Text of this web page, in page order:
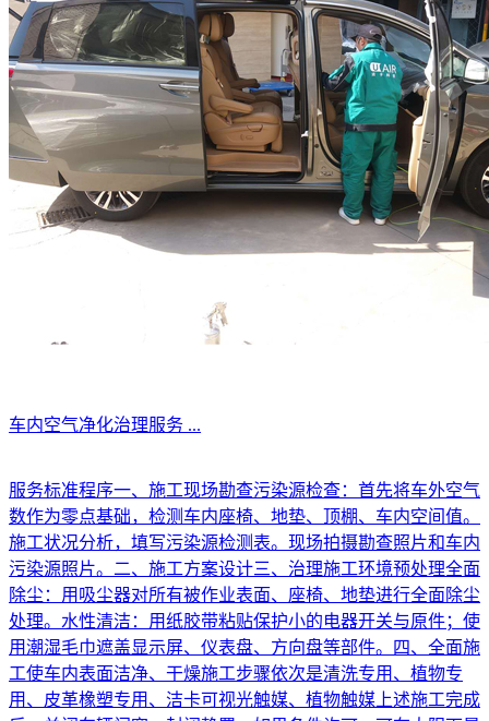
车内空气净化治理服务 ...
服务标准程序一、施工现场勘查污染源检查：首先将车外空气
数作为零点基础，检测车内座椅、地垫、顶棚、车内空间值。
施工状况分析，填写污染源检测表。现场拍摄勘查照片和车内
污染源照片。二、施工方案设计三、治理施工环境预处理全面
除尘：用吸尘器对所有被作业表面、座椅、地垫进行全面除尘
处理。水性清洁：用纸胶带粘贴保护小的电器开关与原件；使
用潮湿毛巾遮盖显示屏、仪表盘、方向盘等部件。四、全面施
工使车内表面洁净、干燥施工步骤依次是清洗专用、植物专
用、皮革橡塑专用、洁卡可视光触媒、植物触媒上述施工完成